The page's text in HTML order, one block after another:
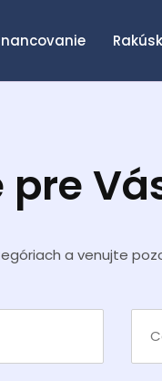
pre
a venujte